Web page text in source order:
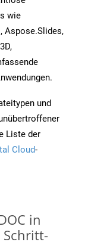
wie
Aspose.Slides,
und
Liste der
Cloud-
in